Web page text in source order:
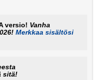
versio! Vanha
Merkkaa sisältösi
sitä!